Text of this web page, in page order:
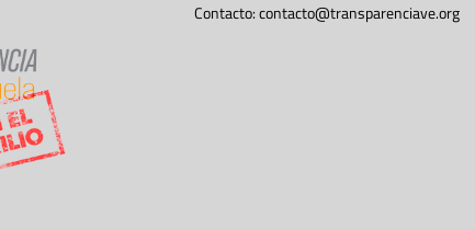
Contacto:contacto@transparenciave.org